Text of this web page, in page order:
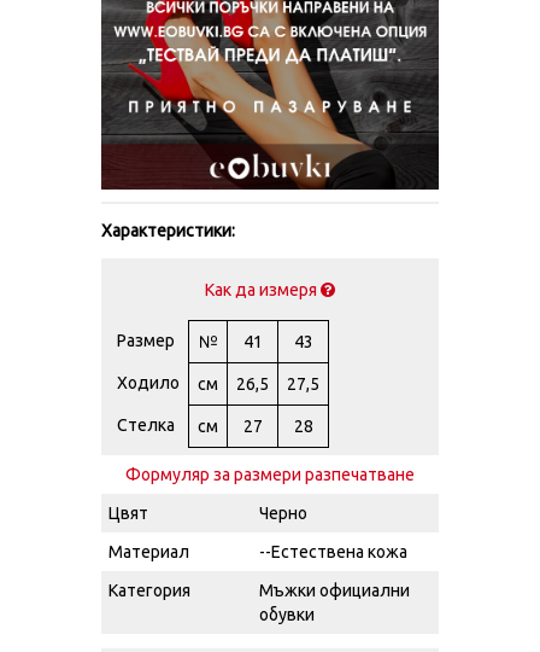
Характеристики:
Как да измеря
Размер № 41 43
Ходило см 26,5 27,5
Стелка см 27 28
Формуляр за размери разпечатване
Цвят
Черно
Материал
--Естествена кожа
Категория
Мъжки официални
обувки